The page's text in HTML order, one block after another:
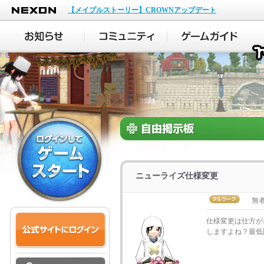
NEXON
【メイプルストーリー】CROWNアップデート
ニューライズ仕様変更
無
仕様変更は仕方
しますよね？最